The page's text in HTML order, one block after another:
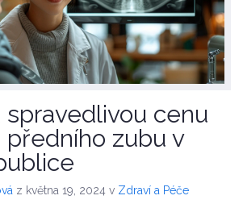
spravedlivou cenu
předního zubu v
z května 19, 2024 v Zdraví a Péče